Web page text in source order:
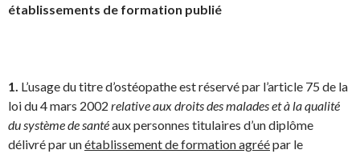
établissements de formation publié
1. L’usage du titre d’ostéopathe est réservé par l’article 75 de la
loi du 4 mars 2002 relative aux droits des malades et à la qualité
du système de santéaux personnes titulaires d’un diplôme
délivré par unétablissement de formation agréépar le